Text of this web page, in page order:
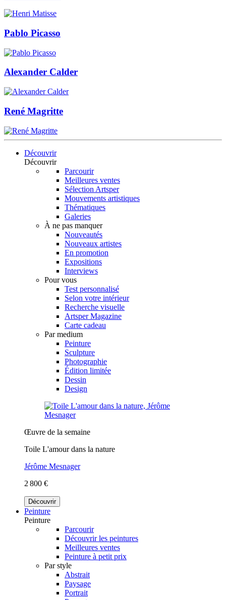
Pablo Picasso
Alexander Calder
René Magritte
Découvrir
Découvrir
Parcourir
Meilleures ventes
Sélection Artsper
Mouvements artistiques
Thématiques
Galeries
À ne pas manquer
Nouveautés
Nouveaux artistes
En promotion
Expositions
Interviews
Pour vous
Test personnalisé
Selon votre intérieur
Recherche visuelle
Artsper Magazine
Carte cadeau
Par medium
Peinture
Sculpture
Photographie
Édition limitée
Dessin
Design
Œuvre de la semaine
Toile L'amour dans la nature
Jérôme Mesnager
2 800 €
Découvrir
Peinture
Peinture
Parcourir
Découvrir les peintures
Meilleures ventes
Peinture à petit prix
Par style
Abstrait
Paysage
Portrait